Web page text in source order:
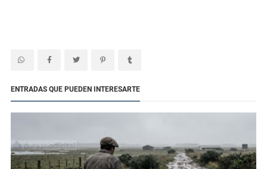
ENTRADAS QUE PUEDEN INTERESARTE